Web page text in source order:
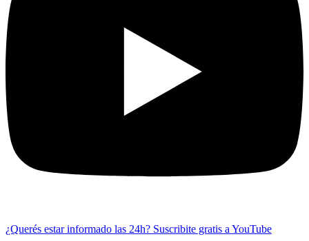
¿Querés estar informado las 24h? Suscribite gratis a YouTube